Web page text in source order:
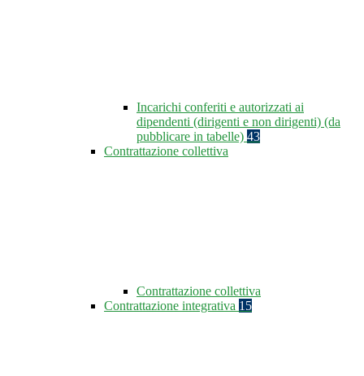
Incarichi conferiti e autorizzati ai
dipendenti (dirigenti e non dirigenti) (da
pubblicare in tabelle) 43
Contrattazione collettiva
Contrattazione collettiva
Contrattazione integrativa 15